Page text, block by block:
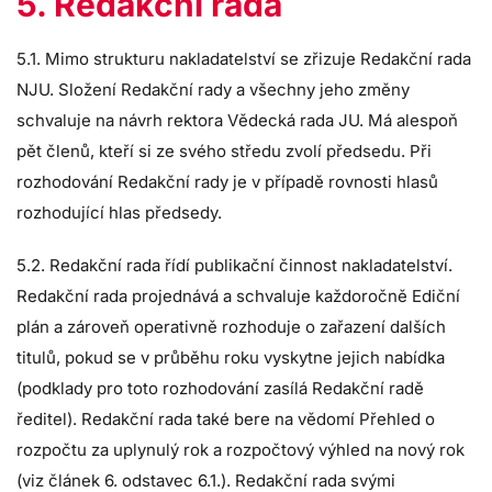
5.1. Mimo strukturu nakladatelství se zřizuje Redakční rada
NJU. Složení Redakční rady a všechny jeho změny
schvaluje na návrh rektora Vědecká rada JU. Má alespoň
pět členů, kteří si ze svého středu zvolí předsedu. Při
rozhodování Redakční rady je v případě rovnosti hlasů
rozhodující hlas předsedy.
5.2. Redakční rada řídí publikační činnost nakladatelství.
Redakční rada projednává a schvaluje každoročně Ediční
plán a zároveň operativně rozhoduje o zařazení dalších
titulů, pokud se v průběhu roku vyskytne jejich nabídka
(podklady pro toto rozhodování zasílá Redakční radě
ředitel). Redakční rada také bere na vědomí Přehled o
rozpočtu za uplynulý rok a rozpočtový výhled na nový rok
(viz článek 6. odstavec 6.1.). Redakční rada svými